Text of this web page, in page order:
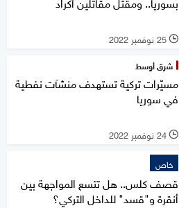
l 25 نوفمبر 2022
شرق أوسط
مسيّرات تركية تستهدف منشآت نفطية
في سوريا
l 24 نوفمبر 2022
خاص
قصف كلس.. هل تتسع المواجهة بين
أنقرة و"قسد" للداخل التركي؟